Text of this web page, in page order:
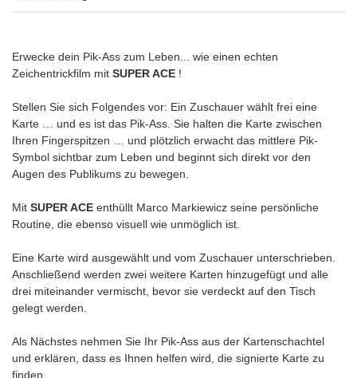
Erwecke dein Pik-Ass zum Leben... wie einen echten
Zeichentrickfilm mit SUPER ACE !
Stellen Sie sich Folgendes vor: Ein Zuschauer wählt frei eine
Karte … und es ist das Pik-Ass. Sie halten die Karte zwischen
Ihren Fingerspitzen … und plötzlich erwacht das mittlere Pik-
Symbol sichtbar zum Leben und beginnt sich direkt vor den
Augen des Publikums zu bewegen.
Mit SUPER ACE enthüllt Marco Markiewicz seine persönliche
Routine, die ebenso visuell wie unmöglich ist.
Eine Karte wird ausgewählt und vom Zuschauer unterschrieben.
Anschließend werden zwei weitere Karten hinzugefügt und alle
drei miteinander vermischt, bevor sie verdeckt auf den Tisch
gelegt werden.
Als Nächstes nehmen Sie Ihr Pik-Ass aus der Kartenschachtel
und erklären, dass es Ihnen helfen wird, die signierte Karte zu
finden...